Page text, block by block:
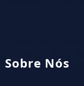
Sobre Nós